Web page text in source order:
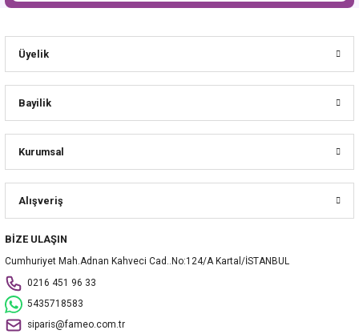
Üyelik
Bayilik
Kurumsal
Alışveriş
BİZE ULAŞIN
Cumhuriyet Mah.Adnan Kahveci Cad..No:124/A Kartal/İSTANBUL
0216 451 96 33
5435718583
siparis@fameo.com.tr